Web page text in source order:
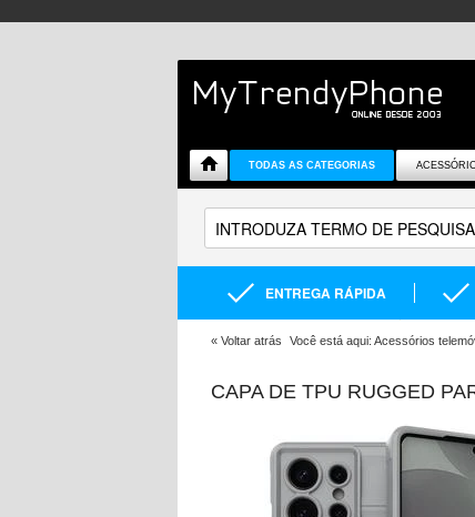
TODAS AS CATEGORIAS
ENTREGA RÁPIDA
« Voltar atrás Você está aqui: Acessórios
CAPA DE TPU RUGGED